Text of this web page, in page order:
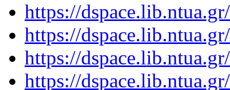
https://
https://
https://
https://